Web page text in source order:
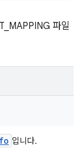
파일
입니다.